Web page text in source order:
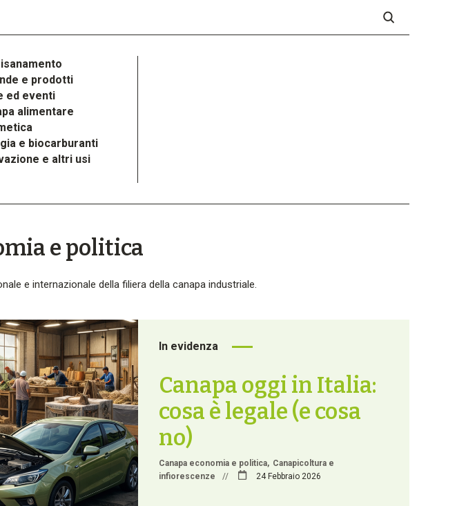
e prodotti
ed eventi
alimentare
e biocarburanti
e altri usi
e politica
e internazionale della filiera della canapa industriale.
In evidenza
Canapa oggi in Italia:
cosa è legale (e cosa
no)
Canapa economia e politica
Canapicoltura e
infiorescenze
// 24 Febbraio 2026